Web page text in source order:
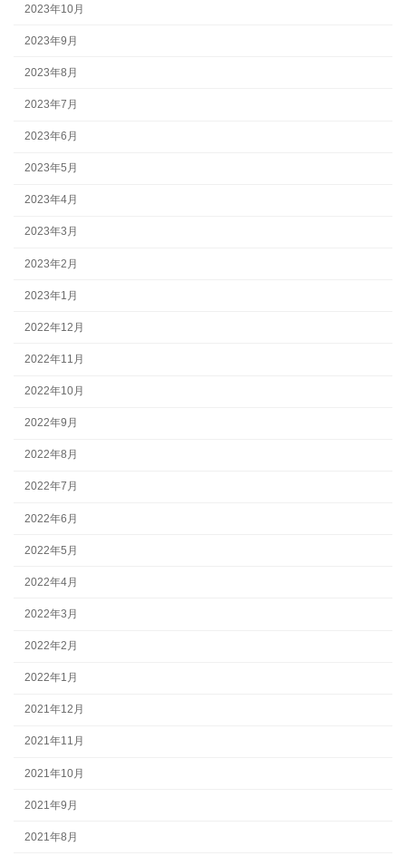
2023年10月
2023年9月
2023年8月
2023年7月
2023年6月
2023年5月
2023年4月
2023年3月
2023年2月
2023年1月
2022年12月
2022年11月
2022年10月
2022年9月
2022年8月
2022年7月
2022年6月
2022年5月
2022年4月
2022年3月
2022年2月
2022年1月
2021年12月
2021年11月
2021年10月
2021年9月
2021年8月